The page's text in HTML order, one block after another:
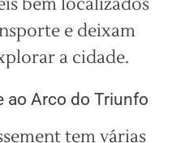
bem localizados
e deixam
a cidade.
ao Arco do Triunfo
tem várias